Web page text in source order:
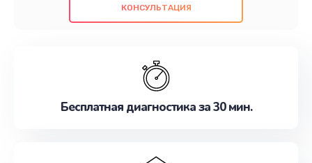
проведенных работ. Наша цель - предоставить
наилучшим образом. Не медлите записаться на
КОНСУЛЬТАЦИЯ
Бесплатная диагностика за 30 мин.